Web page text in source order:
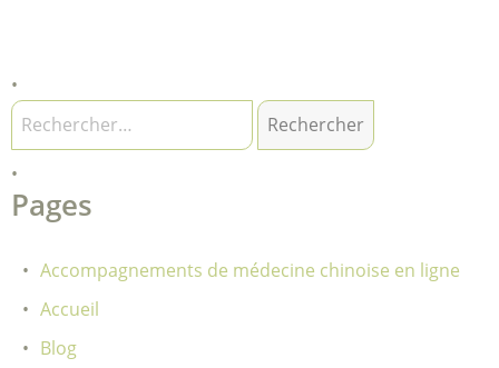
Rechercher :
Pages
Accompagnements de médecine chinoise en ligne
Accueil
Blog